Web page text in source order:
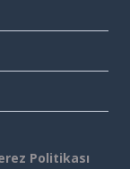
Politikası